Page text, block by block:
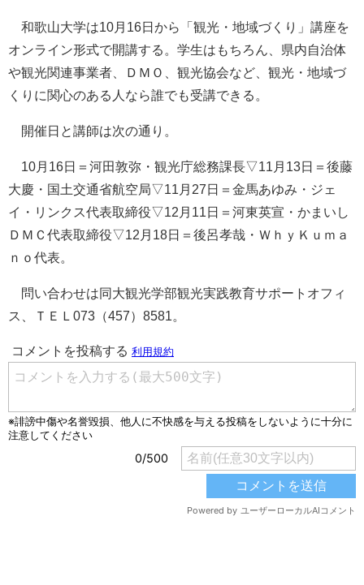
和歌山大学は10月16日から「観光・地域づくり」講座を
オンライン形式で開講する。学生はもちろん、県内自治体
や観光関連事業者、ＤＭＯ、観光協会など、観光・地域づ
くりに関心のある人なら誰でも受講できる。
開催日と講師は次の通り。
10月16日＝河田敦弥・観光庁総務課長▽11月13日＝後藤
大慶・国土交通省航空局▽11月27日＝金馬あゆみ・ジェ
イ・リンクス代表取締役▽12月11日＝河東英宣・かまいし
ＤＭＣ代表取締役▽12月18日＝後呂孝哉・ＷｈｙＫｕｍａ
ｎｏ代表。
問い合わせは同大観光学部観光実践教育サポートオフィ
ス、ＴＥＬ073（457）8581。